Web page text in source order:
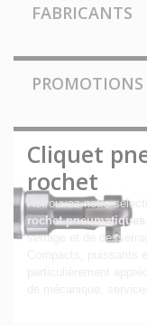
FABRICANTS
PROMOTIONS
Cliquet
rochet
Retrouvez notre
rochet pneumatiques
serrage et de